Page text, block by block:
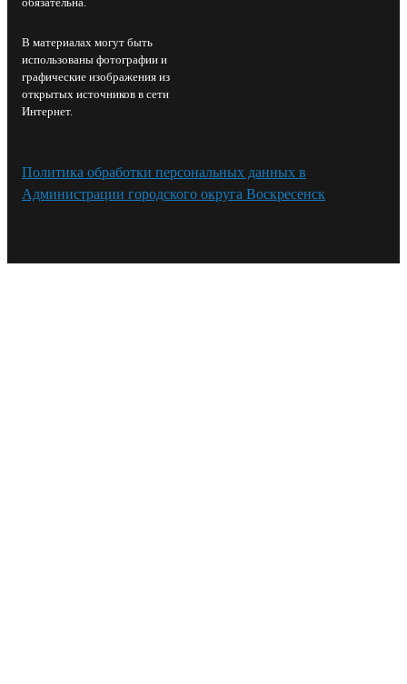
В материалах могут быть
использованы фотографии и
графические изображения из
открытых источников в сети
Интернет.
Политика обработки персональных данных в
Администрации городского округа Воскресенск